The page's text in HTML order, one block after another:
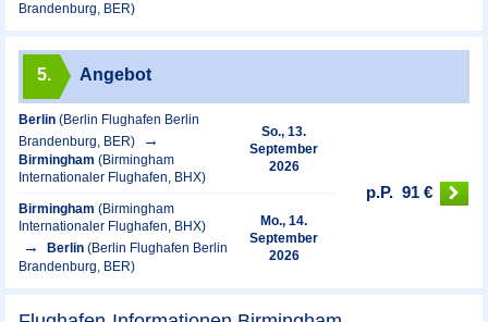
Brandenburg, BER)
5. Angebot
Berlin (Berlin Flughafen Berlin
Brandenburg, BER)
Birmingham (Birmingham
Internationaler Flughafen, BHX)
So., 13.
September
2026
Birmingham (Birmingham
Internationaler Flughafen, BHX)
Berlin (Berlin Flughafen Berlin
Brandenburg, BER)
Mo., 14.
September
2026
p.P. 91 €